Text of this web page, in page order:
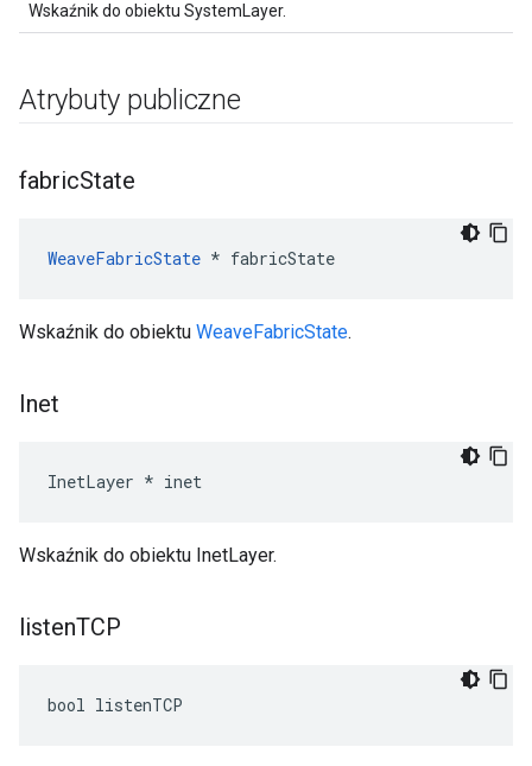
Wskaźnik do obiektu SystemLayer.
Atrybuty publiczne
fabricState
WeaveFabricState * fabricState
Wskaźnik do obiektu WeaveFabricState.
Inet
InetLayer * inet
Wskaźnik do obiektu InetLayer.
listenTCP
bool listenTCP